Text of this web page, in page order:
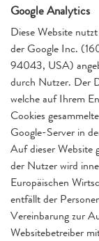
Google Analytics
Diese Website
der Google Inc.
94043, USA)
durch Nutzer. Der
welche auf Ihrem
Cookies
Google-Server in
Auf dieser Website
der Nutzer wird
Europäischen
entfällt der
Vereinbarung zur
Websitebetreiber